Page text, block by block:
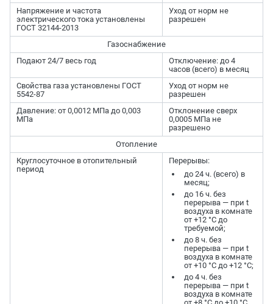
Напряжение и частота
электрического тока установлены
ГОСТ 32144-2013
Уход от норм не
разрешен
Газоснабжение
Подают 24/7 весь год
Отключение: до 4
часов (всего) в месяц
Свойства газа установлены ГОСТ
5542-87
Уход от норм не
разрешен
Давление: от 0,0012 МПа до 0,003
МПа
Отклонение сверх
0,0005 МПа не
разрешено
Отопление
Круглосуточное в отопительный
период
Перерывы:
до 24 ч. (всего) в
месяц;
до 16 ч. без
перерыва — при t
воздуха в комнате
от +12 °C до
требуемой;
до 8 ч. без
перерыва — при t
воздуха в комнате
от +10 °C до +12 °C;
до 4 ч. без
перерыва — при t
воздуха в комнате